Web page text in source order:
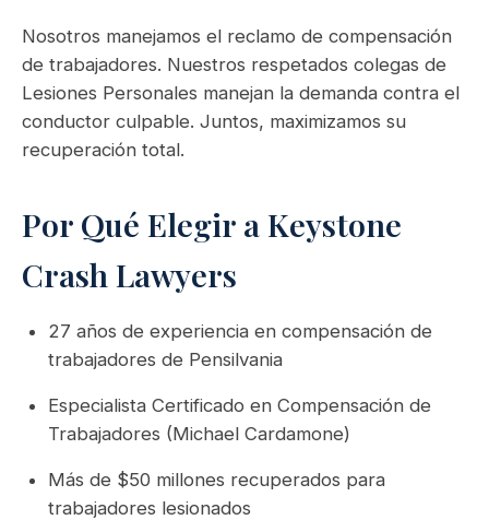
Nosotros manejamos el reclamo de compensación
de trabajadores. Nuestros respetados colegas de
Lesiones Personales manejan la demanda contra el
conductor culpable. Juntos, maximizamos su
recuperación total.
Por Qué Elegir a Keystone
Crash Lawyers
27 años de experiencia en compensación de
trabajadores de Pensilvania
Especialista Certificado en Compensación de
Trabajadores (Michael Cardamone)
Más de $50 millones recuperados para
trabajadores lesionados